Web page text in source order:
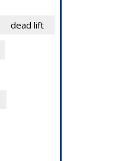
dead lift